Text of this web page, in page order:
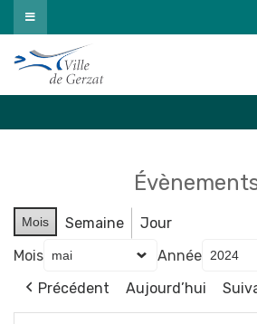
Passer
au
contenu
Mois Semaine
Jour
Mois
Année
Précédent
Aujourd’hui